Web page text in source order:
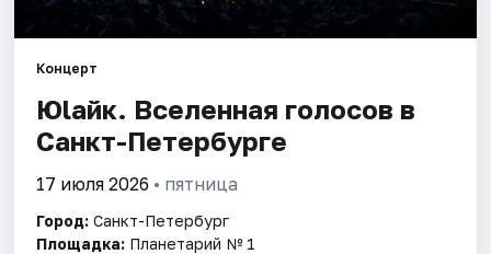
Площадки
Артисты
Концерт
Юlaйк. Вселенная голосов в
Санкт-Петербурге
17 июля 2026 • пятница
Город: Санкт-Петербург
Площадка: Планетарий № 1